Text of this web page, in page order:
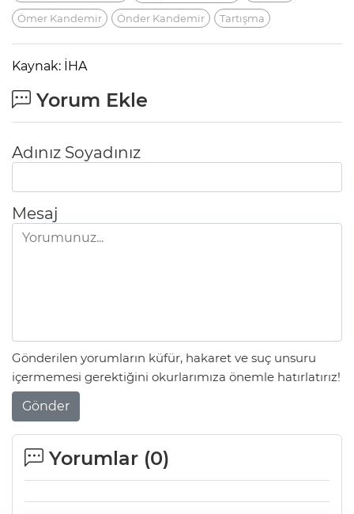
Ömer Kandemir
Önder Kandemir Tartışma
Kaynak: İHA
Yorum Ekle
Adınız Soyadınız
Mesaj
Gönderilen yorumların küfür, hakaret ve suç unsuru
içermemesi gerektiğini okurlarımıza önemle hatırlatırız!
Gönder
Yorumlar (0)